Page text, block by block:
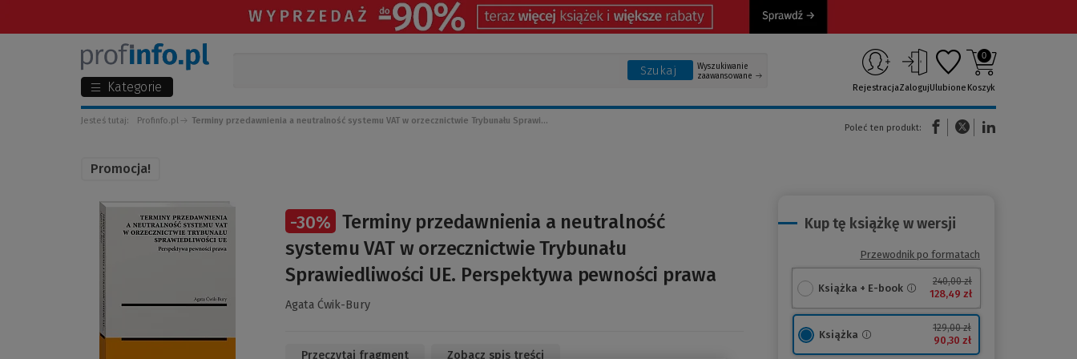
Kategorie
Szukaj
Wyszukiwanie
zaawansowane
RejestracjaZalogujUlubione
0
Koszyk
Jesteś tutaj: Profinfo.pl Terminy przedawnienia a neutralność systemu VAT w orzecznictwie Trybunału Sprawi...
Poleć ten produkt:
(Nowe okno)(Link do innej strony)
Promocja!
-30% Terminy przedawnienia a neutralność
systemu VAT w orzecznictwie Trybunału
Sprawiedliwości UE. Perspektywa pewności prawa
Agata Ćwik-Bury
Przeczytaj fragment Zobacz spis treści
Kup tę książkę w wersji
Przewodnik po formatach
Książka + E-book
240,00 zł
128,49 zł
Książka
129,00 zł
90,30 zł